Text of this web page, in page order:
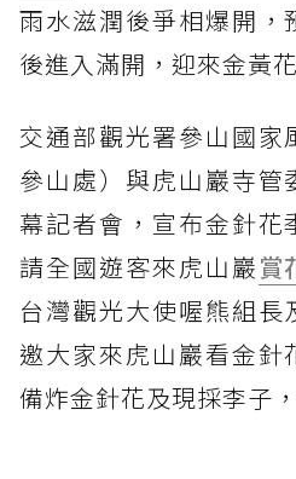
雨水滋潤後爭相爆開，
後進入滿開，迎來金黃
交通部觀光署參山國家
參山處）與虎山巖寺管
幕記者會，宣布金針花
請全國遊客來虎山巖賞
台灣觀光大使喔熊組長
邀大家來虎山巖看金針
備炸金針花及現採李子